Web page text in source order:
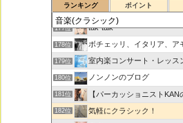
ランキング ポイント
176位 思えば遠くへ来たもんだ
177位 tak-talk
178位 ボチェッリ、イタリア、ア
179位 室内楽コンサート・レッス
180位 ノンノンのブログ
181位 【パーカッショニストKAN
182位 気軽にクラシック！